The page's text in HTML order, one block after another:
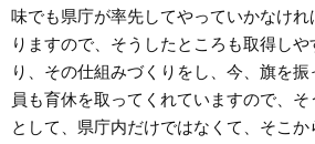
味でも県庁が率先してやっていかなけ
りますので、そうしたところも取得しや
り、その仕組みづくりをし、今、旗を
員も育休を取ってくれていますので、
として、県庁内だけではなくて、そこ